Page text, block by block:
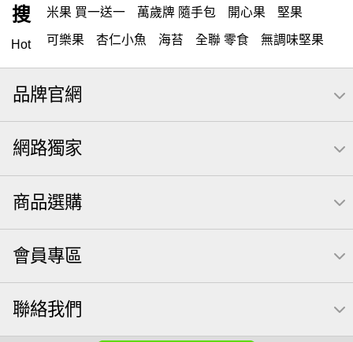
搜
Hot
米果 買一送一 萬歲牌 隨手包 開心果 堅果
可樂果 杏仁小魚 海苔 全聯 零食 無調味堅果
隨手包 無調味 全聯 禮盒 綜合纖果 堅穀力
薯條
栗 椒鹽 米果 甘栗 萬歲牌 飲 全聯 拜拜
桶裝
芋頭 三角壽司海苔 核桃 三角 綜合堅果
無調味綜合堅果
無調味綜合果 【萬歲牌】每日堅果系列 小魚
禮盒 無糖 堅果飲
杏仁 買1送1 可樂果 帆布袋 萬歲牌 米果
桶裝堅果
品牌官網
網路獨家
商品選購
會員專區
聯絡我們